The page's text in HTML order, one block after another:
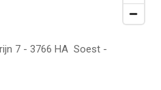
7 - 3766 HA Soest -